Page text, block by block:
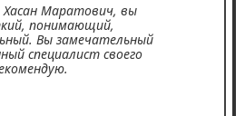
Хасан Маратович, вы
понимающий,
Вы замечательный
специалист своего